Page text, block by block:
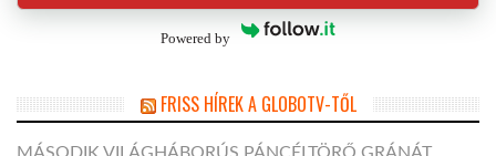
Powered by
FRISS HÍREK A GLOBOTV-TŐL